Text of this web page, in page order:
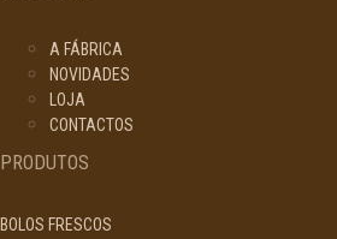
A FÁBRICA
NOVIDADES
LOJA
CONTACTOS
PRODUTOS
BOLOS FRESCOS